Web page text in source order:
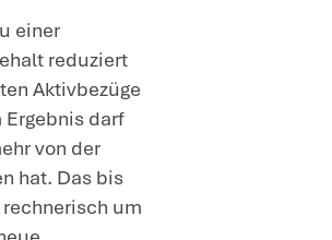
die durch
als verdeckte
hinzugerechnet. Hierzu
Auch der
durch